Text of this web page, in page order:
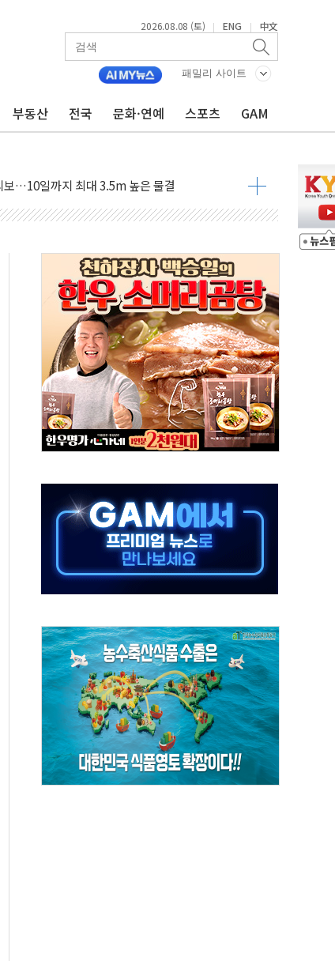
2026.08.08 (토) | ENG | 中文
패밀리 사이트
부동산 전국 문화·연예 스포츠 GAM
의 날 참석..."국제적 시민 연대로 목소리 내야"
중 실종 60대 나흘만에 숨진 채 발견
받아친 정청래…제주 연설서 신경전 고조
지시…與 "적극 환영"·野 "졸속 국정"
23명…정부, 비상대응기구 가동
베이징도 부동산 규제 철폐
' 운영…페르세우스 유성우 관측
50mm 이상 폭우…호우경보 발효
져…온열질환 여부 조사
험 오전 집중 편성…체감온도 38도 넘으면 중단
방지법' 전면 재검토 지시
당 20~30mm 강한 비...가뭄 해소될 듯
내륙 곳곳 소나기
, 민주당 스스로 원칙 뒤집는 것"
·진천 35도, 곳곳 소나기
새판 짠다…'자율규제단체' 타진